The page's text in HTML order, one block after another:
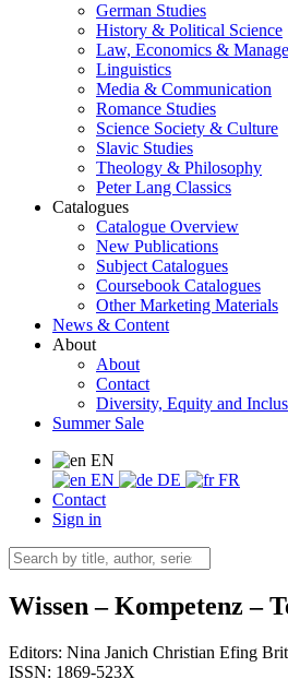
German Studies
History & Political Science
Law, Economics &
Linguistics
Media & Communication
Romance Studies
Science Society & Culture
Slavic Studies
Theology & Philosophy
Peter Lang Classics
Catalogues
Catalogue Overview
New Publications
Subject Catalogues
Coursebook Catalogues
Other Marketing Materials
News & Content
About
About
Contact
Diversity, Equity and
Summer Sale
EN
EN
DE
FR
Contact
Sign in
Wissen – Kompetenz –
Editors: Nina Janich Christian Efing
ISSN: 1869-523X